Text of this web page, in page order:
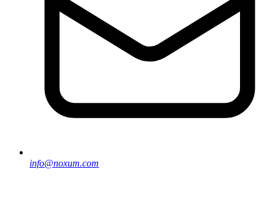
info@noxum.com